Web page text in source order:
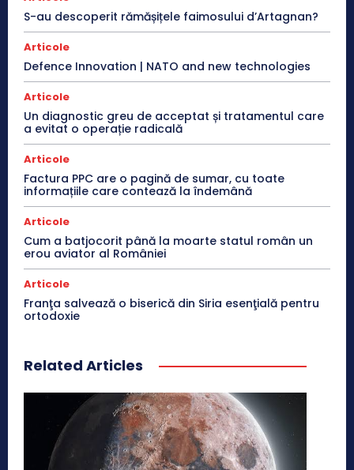
S-au descoperit rămășițele faimosului d’Artagnan?
Articole
Defence Innovation | NATO and new technologies
Articole
Un diagnostic greu de acceptat și tratamentul care
a evitat o operație radicală
Articole
Factura PPC are o pagină de sumar, cu toate
informațiile care contează la îndemână
Articole
Cum a batjocorit până la moarte statul român un
erou aviator al României
Articole
Franţa salvează o biserică din Siria esenţială pentru
ortodoxie
Related Articles